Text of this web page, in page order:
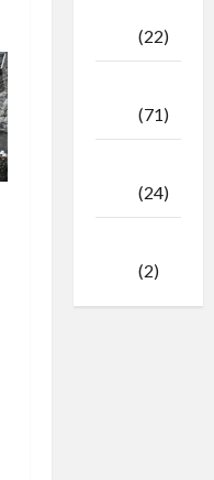
(22)
(71)
(24)
(2)